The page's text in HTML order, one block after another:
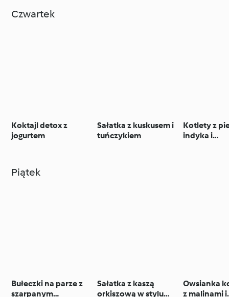
Czwartek
Koktajl detox z
jogurtem
Sałatka z kuskusem i
tuńczykiem
Kotlety z
indyka i
Piątek
Bułeczki na parze z
szarpanym
Sałatka z kaszą
orkiszową w stylu
Owsianka
z malinami i